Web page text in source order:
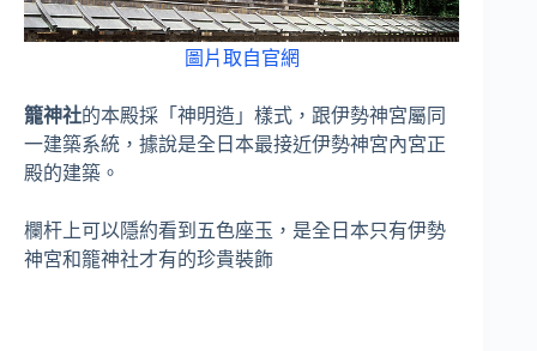
圖片取自官網
籠神社的本殿採「神明造」樣式，跟伊勢神宮屬同
一建築系統，據說是全日本最接近伊勢神宮內宮正
殿的建築。
欄杆上可以隱約看到五色座玉，是全日本只有伊勢
神宮和籠神社才有的珍貴裝飾